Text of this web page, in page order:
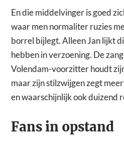
En die middelvinger is goed
waar men normaliter ruzies
borrel bijlegt. Alleen Jan lijkt
hebben in verzoening. De
Volendam-voorzitter houdt
maar zijn stilzwijgen zegt
en waarschijnlijk ook duizend
Fans in opstand